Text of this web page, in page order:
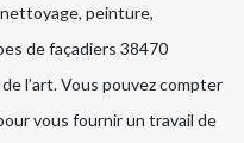
peinture,
de façadiers 38470
l’art. Vous pouvez compter
vous fournir un travail de